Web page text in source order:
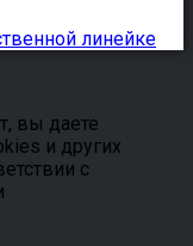
линейке
вы даете
и других
с